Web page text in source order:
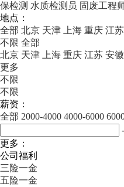
保检测 水质检测员 固废工程
地点：
全部 北京 天津 上海 重庆 江苏
不限 全部
北京 天津 上海 重庆 江苏 安徽
更多
不限
不限
薪资：
全部 2000-4000 4000-6000
-
更多：
公司福利
三险一金
五险一金